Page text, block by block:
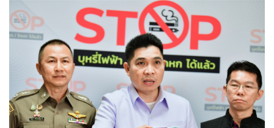
CHINA
DATOS
EXPOSICIÓN
ENTREVISTA